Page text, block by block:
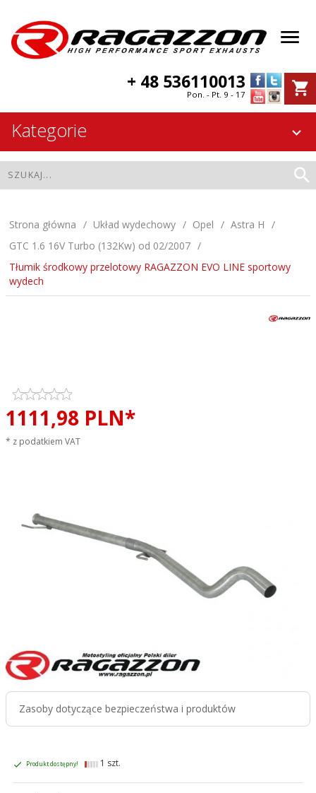
+ 48 536110013
Pon. - Pt. 9 - 17
Kategorie
Strona główna Układ wydechowy Opel
Astra H
GTC 1.6 16V Turbo (132Kw) od 02/2007
Tłumik środkowy przelotowy RAGAZZON EVO LINE sportowy
wydech
1111,98 PLN*
* z podatkiem VAT
Zasoby dotyczące bezpieczeństwa i produktów
Produkt dostępny! 1 szt.